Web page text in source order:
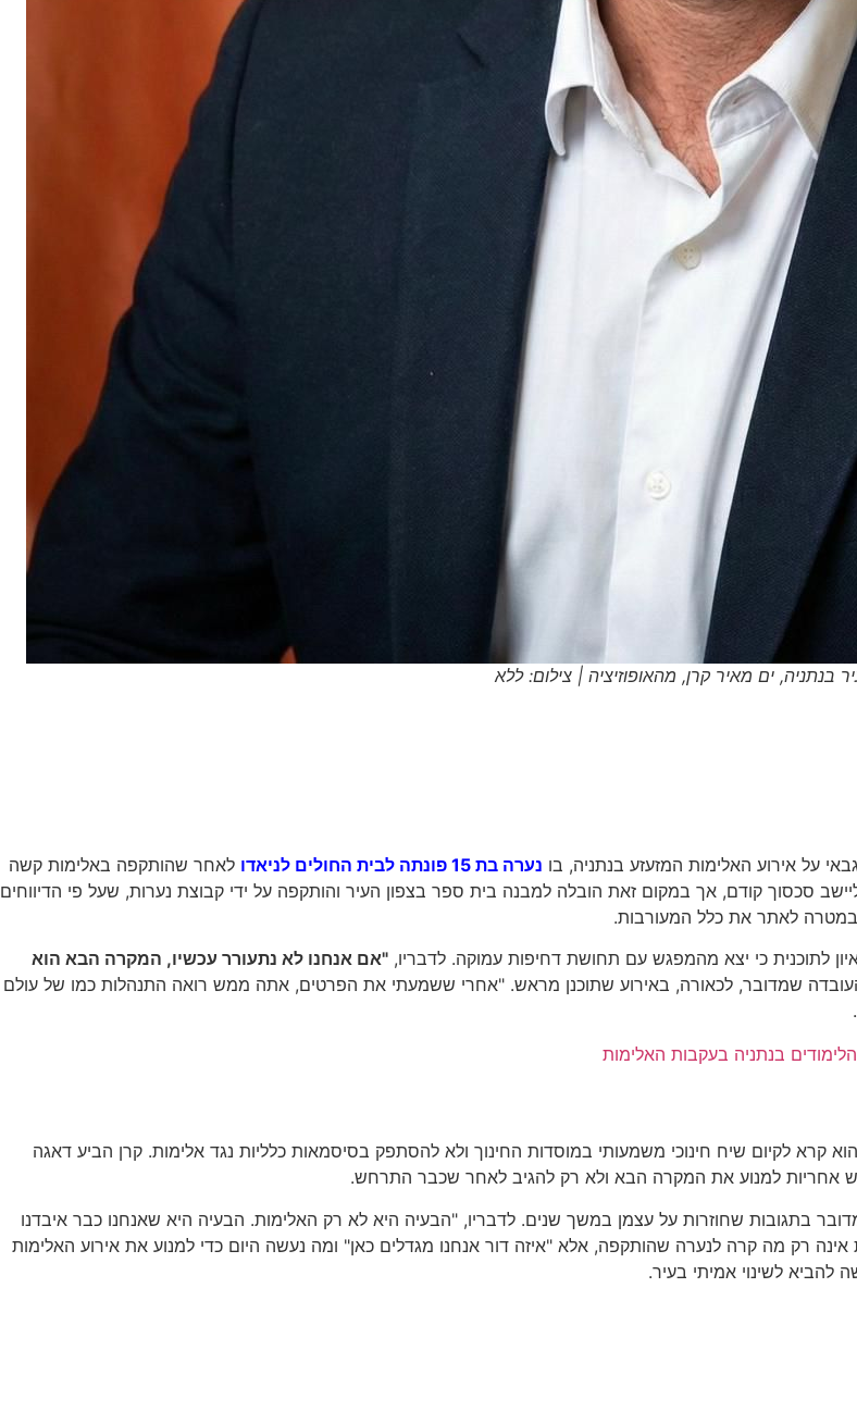
בנתניה, ים מאיר קרן, מהאופוזיציה | צילום: ללא
על אירוע האלימות המזעזע בנתניה, בו נערה בת 15 פונתה לבית החולים לניאדו
לאחר שהותקפה באלימות קשה
סכסוך קודם, אך במקום זאת הובלה למבנה בית ספר בצפון העיר והותקפה על ידי קבוצת נערות, שעל פי הדיווחים
לאתר את כלל המעורבות.
לתוכנית כי יצא מהמפגש עם תחושת דחיפות עמוקה. לדבריו, "אם אנחנו לא נתעורר עכשיו, המקרה הבא הוא
שמדובר, לכאורה, באירוע שתוכנן מראש. "אחרי ששמעתי את הפרטים, אתה ממש רואה התנהלות כמו של עולם
בנתניה בעקבות האלימות
הוא קרא לקיום שיח חינוכי משמעותי במוסדות החינוך ולא להסתפק בסיסמאות כלליות נגד אלימות. קרן הביע דאגה
אחריות למנוע את המקרה הבא ולא רק להגיב לאחר שכבר התרחש.
בתגובות שחוזרות על עצמן במשך שנים. לדבריו, "הבעיה היא לא רק האלימות. הבעיה היא שאנחנו כבר איבדנו
רק מה קרה לנערה שהותקפה, אלא "איזה דור אנחנו מגדלים כאן" ומה נעשה היום כדי למנוע את אירוע האלימות
להביא לשינוי אמיתי בעיר.